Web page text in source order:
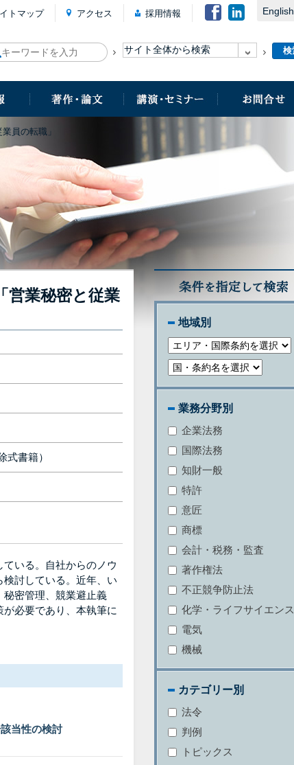
トマップ アクセス 採用情報 English
員の転職」
業秘密と従業
書籍）
いる。自社からのノウ
討している。近年、い
密管理、競業避止義
必要であり、本執筆に
当性の検討
地域別
業務分野別
企業法務
国際法務
知財一般
特許
意匠
商標
会計・税務・監査
著作権法
不正競争防止法
化学・ライフサイエンス
電気
機械
カテゴリー別
法令
判例
トピックス